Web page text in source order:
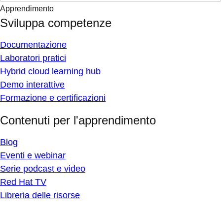
Apprendimento
Sviluppa competenze
Documentazione
Laboratori pratici
Hybrid cloud learning hub
Demo interattive
Formazione e certificazioni
Contenuti per l'apprendimento
Blog
Eventi e webinar
Serie podcast e video
Red Hat TV
Libreria delle risorse